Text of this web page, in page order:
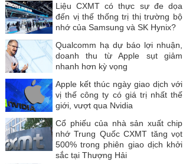
Liệu CXMT có thực sự đe dọa
đến vị thế thống trị thị trường bộ
nhớ của Samsung và SK Hynix?
Qualcomm hạ dự báo lợi nhuận,
doanh thu từ Apple sụt giảm
nhanh hơn kỳ vọng
Apple kết thúc ngày giao dịch với
vị thế công ty có giá trị nhất thế
giới, vượt qua Nvidia
Cổ phiếu của nhà sản xuất chip
nhớ Trung Quốc CXMT tăng vọt
500% trong phiên giao dịch khởi
sắc tại Thượng Hải